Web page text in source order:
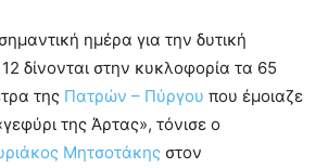
ημέρα για την δυτική
12 δίνονται στην κυκλοφορία τα 65
της Πατρών – Πύργου που έμοιαζε
της Άρτας», τόνισε ο
Μητσοτάκης στον